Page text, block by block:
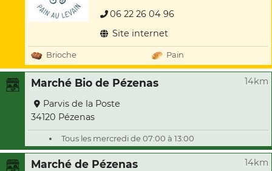
06 22 26 04 96
Site internet
Brioche Pain
Marché Bio de Pézenas 14km
Parvis de la Poste
34120 Pézenas
Tous les mercredi de 07:00 à 13:00
Marché de Pézenas 14km